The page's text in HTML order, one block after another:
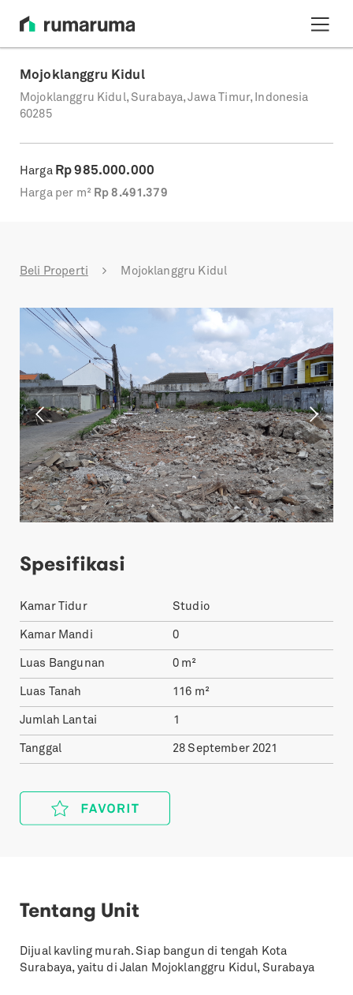
Mojoklanggru Kidul
Mojoklanggru Kidul, Surabaya, Jawa Timur, Indonesia
60285
Harga Rp985.000.000
Harga per m² Rp 8.491.379
Beli Properti Mojoklanggru Kidul
Previous
Spesifikasi
Kamar Tidur Studio
Kamar Mandi 0
Luas Bangunan 0 m²
Luas Tanah 116 m²
Jumlah Lantai 1
Tanggal 28 September 2021
Tentang Unit
Dijual kavling murah. Siap bangun di tengah Kota
Surabaya, yaitu di Jalan Mojoklanggru Kidul, Surabaya